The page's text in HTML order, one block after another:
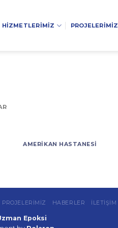
HİZMETLERİMİZ PROJELERİMİZ
AMERIKAN HASTANESI
PROJELERİMİZ HABERLER İLETİŞİM
Epoksi